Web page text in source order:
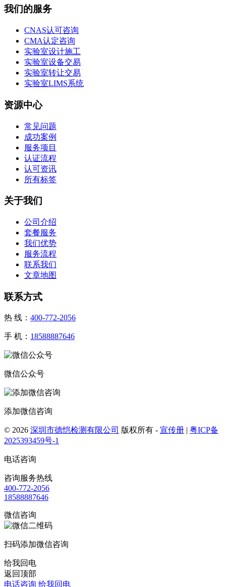
我们的服务
CNAS认可咨询
CMA认定咨询
实验室设计施工
实验室设备交易
实验室转让交易
实验室LIMS系统
资源中心
常见问题
成功案例
服务项目
认证流程
认可资讯
所有标签
关于我们
公司介绍
套餐服务
我们优势
服务流程
联系我们
文章地图
联系方式
热 线： 400-772-2056
手 机： 18588887646
微信公众号
添加微信咨询
© 2026 深圳市德恺检测有限公司 版权所有 - 宣传册 | 粤ICP备
2025393459号-1
电话咨询
咨询服务热线
400-772-2056
18588887646
微信咨询
扫码添加微信咨询
给我回电
返回顶部
电话咨询 给我回电